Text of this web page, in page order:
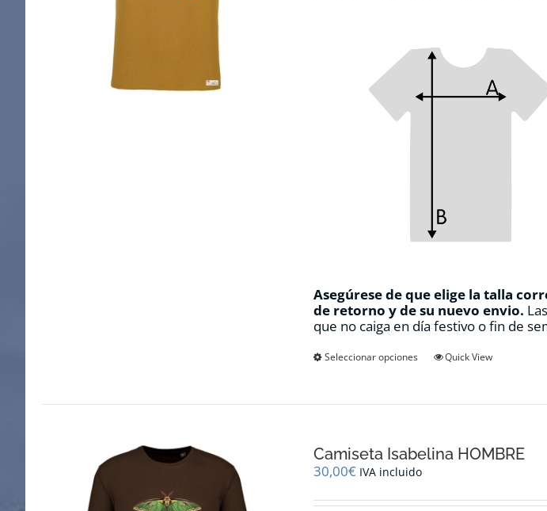
Asegúrese de que elige la talla
de retorno y de su nuevo envio.
que no caiga en día festivo o fin de
Seleccionar opciones
Este
opciones
elegir
Quick View
Camiseta Isabelina HOMBRE
30,00€ IVA incluido